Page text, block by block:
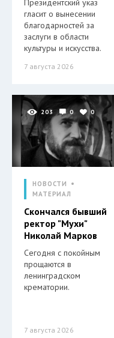
Президентский указ
гласит о вынесении
благодарностей за
заслуги в области
культуры и искусства.
7 августа 2026
203 0 0
НОВОСТИ
МАТЕРИАЛ
Скончался бывший
ректор "Мухи"
Николай Марков
Сегодня с покойным
прощаются в
ленинградском
крематории.
7 августа 2026